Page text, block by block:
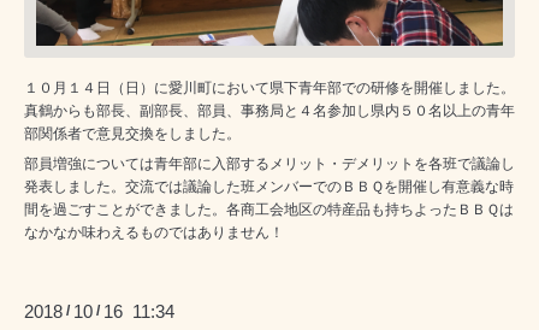
１０月１４日（日）に愛川町において県下青年部での研修を開催しました。
真鶴からも部長、副部長、部員、事務局と４名参加し県内５０名以上の青年
部関係者で意見交換をしました。
部員増強については青年部に入部するメリット・デメリットを各班で議論し
発表しました。交流では議論した班メンバーでのＢＢＱを開催し有意義な時
間を過ごすことができました。各商工会地区の特産品も持ちよったＢＢＱは
なかなか味わえるものではありません！
2018 / 10 / 16 11:34